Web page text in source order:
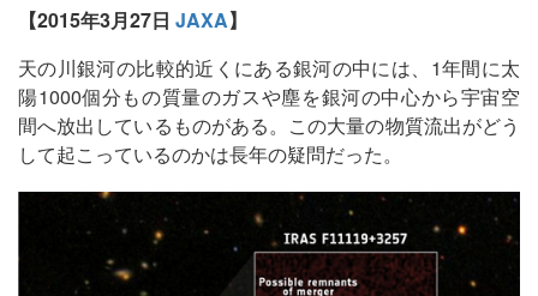
【2015年3月27日 JAXA】
天の川銀河の比較的近くにある銀河の中には、1年間に太
陽1000個分もの質量のガスや塵を銀河の中心から宇宙空
間へ放出しているものがある。この大量の物質流出がどう
して起こっているのかは長年の疑問だった。